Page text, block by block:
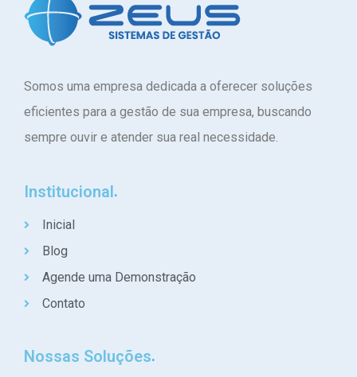
Somos uma empresa dedicada a oferecer soluções
eficientes para a gestão de sua empresa, buscando
sempre ouvir e atender sua real necessidade.
Institucional
Inicial
Blog
Agende uma Demonstração
Contato
Nossas Soluções